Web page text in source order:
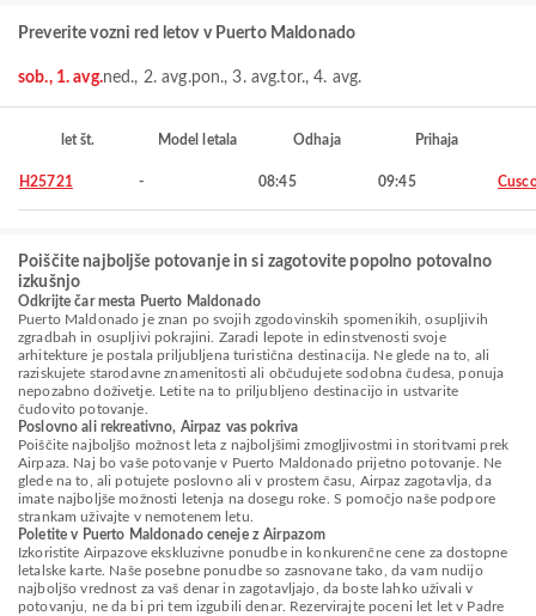
Preverite vozni red letov v Puerto Maldonado
sob., 1. avg.ned., 2. avg.pon., 3. avg.tor., 4. avg.
let št. Model letala Odhaja Prihaja
H25721 - 08:45 09:45
Poiščite najboljše potovanje in si zagotovite popolno potovalno
izkušnjo
Odkrijte čar mesta Puerto Maldonado
Puerto Maldonado je znan po svojih zgodovinskih spomenikih, osupljivih
zgradbah in osupljivi pokrajini. Zaradi lepote in edinstvenosti svoje
arhitekture je postala priljubljena turistična destinacija. Ne glede na to, ali
raziskujete starodavne znamenitosti ali občudujete sodobna čudesa, ponuja
nepozabno doživetje. Letite na to priljubljeno destinacijo in ustvarite
čudovito potovanje.
Poslovno ali rekreativno, Airpaz vas pokriva
Poiščite najboljšo možnost leta z najboljšimi zmogljivostmi in storitvami prek
Airpaza. Naj bo vaše potovanje v Puerto Maldonado prijetno potovanje. Ne
glede na to, ali potujete poslovno ali v prostem času, Airpaz zagotavlja, da
imate najboljše možnosti letenja na dosegu roke. S pomočjo naše podpore
strankam uživajte v nemotenem letu.
Poletite v Puerto Maldonado ceneje z Airpazom
Izkoristite Airpazove ekskluzivne ponudbe in konkurenčne cene za dostopne
letalske karte. Naše posebne ponudbe so zasnovane tako, da vam nudijo
najboljšo vrednost za vaš denar in zagotavljajo, da boste lahko uživali v
potovanju, ne da bi pri tem izgubili denar. Rezervirajte poceni let let v Padre